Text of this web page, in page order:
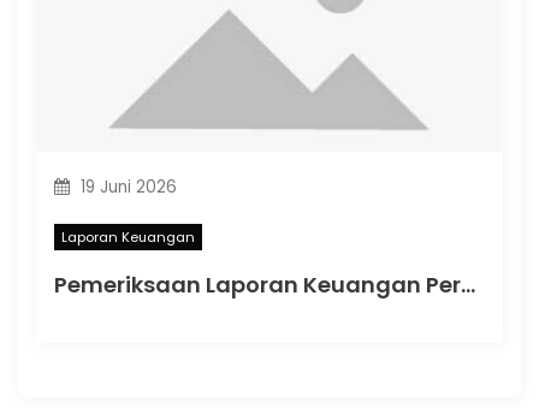
19 Juni 2026
Laporan Keuangan
Pemeriksaan Laporan Keuangan Perusahaan: Langkah Strategis Menjaga Transparansi dan Keamanan Bisnis di Indonesia